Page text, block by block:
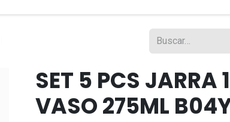
SET 5 PCS JARRA
VASO 275ML